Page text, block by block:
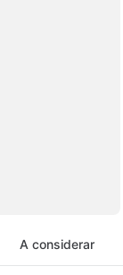
A considerar